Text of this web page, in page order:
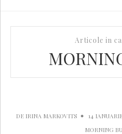
Articole in
DE IRINA MARKOVITS 14
MORNING